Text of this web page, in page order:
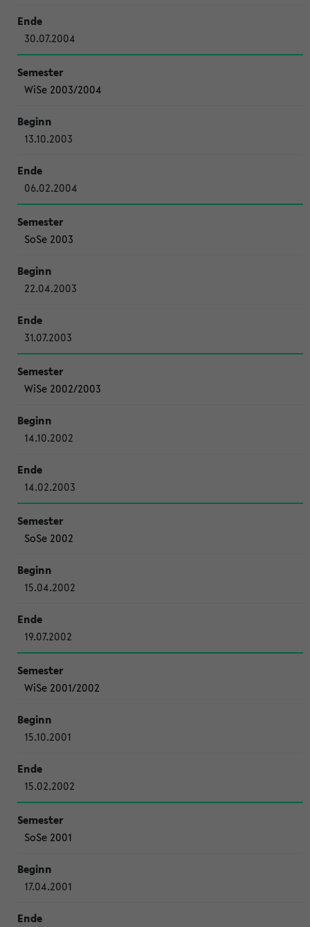
30.07.2004
WiSe 2003/2004
13.10.2003
06.02.2004
SoSe 2003
22.04.2003
31.07.2003
WiSe 2002/2003
14.10.2002
14.02.2003
SoSe 2002
15.04.2002
19.07.2002
WiSe 2001/2002
15.10.2001
15.02.2002
SoSe 2001
17.04.2001